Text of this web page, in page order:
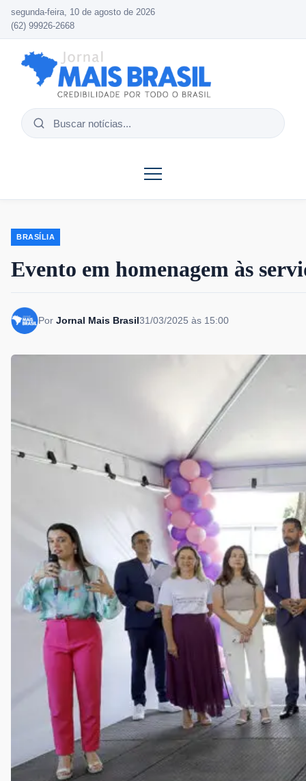
segunda-feira, 10 de agosto de 2026
(62) 99926-2668
Buscar
BRASÍLIA
Evento em homenagem às
Por Jornal Mais Brasil31/03/2025 às 15:00